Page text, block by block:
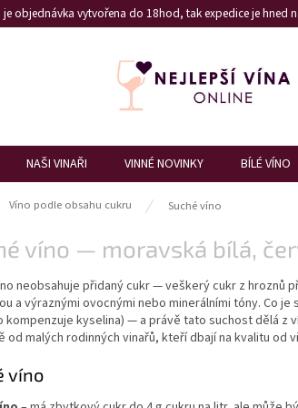
objednávka vytvořena do 18hod, tak expedice je hned
NAŠI VINAŘI VINNÉ NOVINKY BÍLÉ VÍNO
Víno podle obsahu cukru Suché víno
víno — moravská bílá,
neobsahuje přidaný cukr — veškerý cukr z hroznů
a výraznými ovocnými nebo minerálními tóny. Co
kompenzuje kyselina) — a právě tato suchost dělá z
od malých rodinných vinařů, kteří dbají na kvalitu od
víno